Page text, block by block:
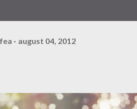
august 04, 2012